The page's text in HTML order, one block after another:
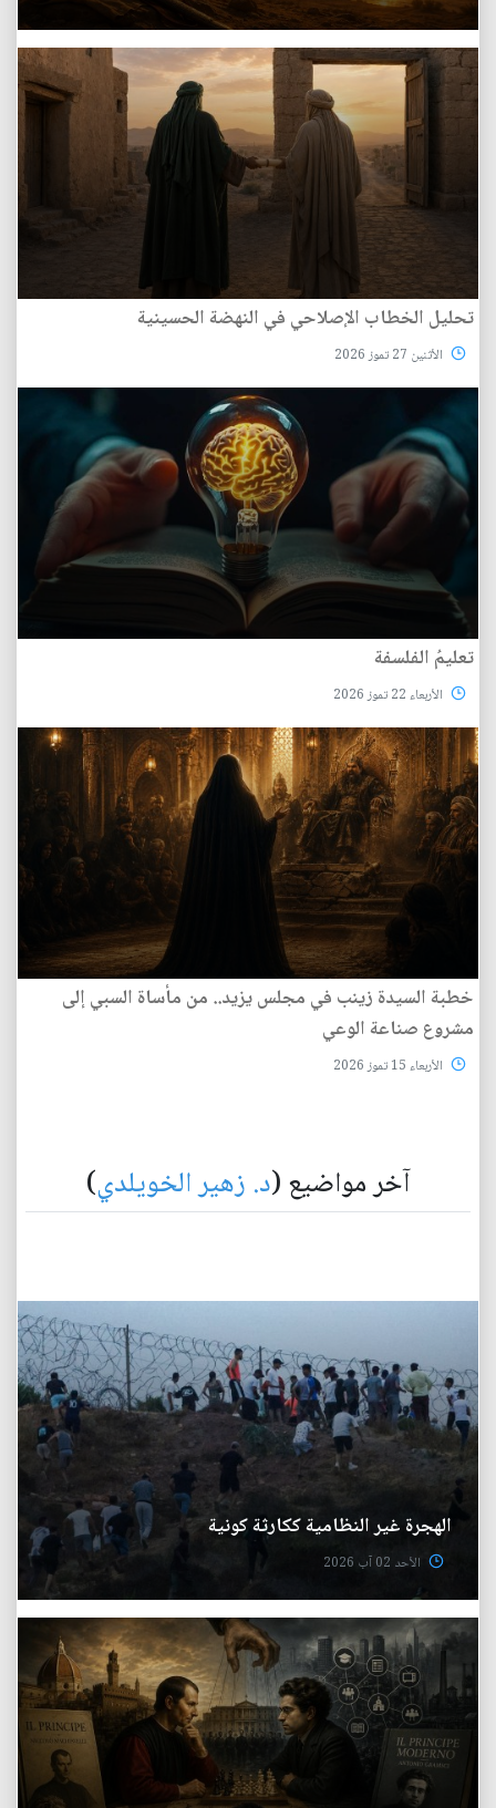
تحليل الخطاب الإصلاحي في النهضة الحسينية
الأثنين 27 تموز 2026
تعليمُ الفلسفة
الأربعاء 22 تموز 2026
خطبة السيدة زينب في مجلس يزيد.. من مأساة السبي إلى
مشروع صناعة الوعي
الأربعاء 15 تموز 2026
آخر مواضيع (د. زهير الخويلدي)
الهجرة غير النظامية ككارثة كونية
الأحد 02 آب 2026